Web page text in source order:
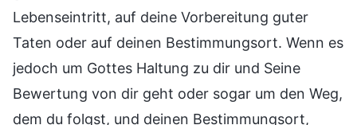
Lebenseintritt, auf deine Vorbereitung guter
Taten oder auf deinen Bestimmungsort. Wenn es
jedoch um Gottes Haltung zu dir und Seine
Bewertung von dir geht oder sogar um den Weg,
dem du folgst, und deinen Bestimmungsort,